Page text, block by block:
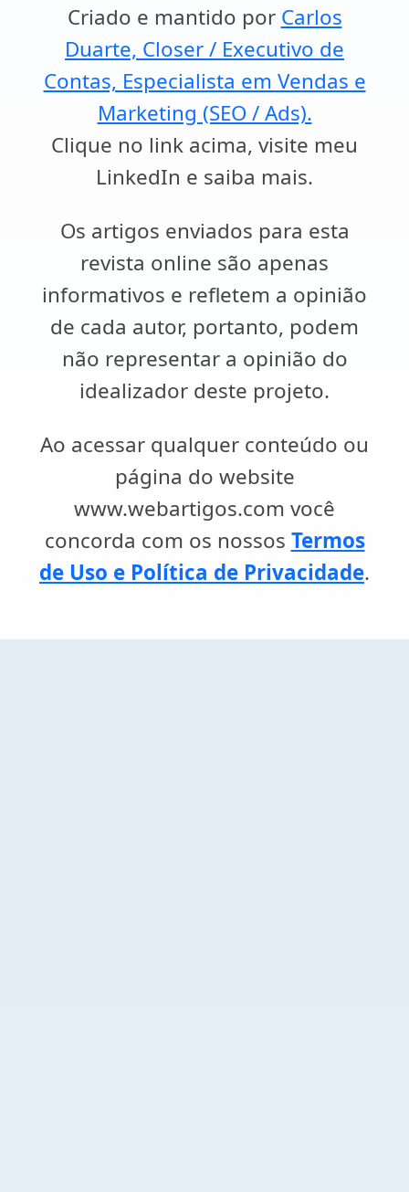
Criado e mantido por Carlos
Duarte, Closer / Executivo de
Contas, Especialista em Vendas e
Marketing (SEO / Ads).
Clique no link acima, visite meu
LinkedIn e saiba mais.
Os artigos enviados para esta
revista online são apenas
informativos e refletem a opinião
de cada autor, portanto, podem
não representar a opinião do
idealizador deste projeto.
Ao acessar qualquer conteúdo ou
página do website
www.webartigos.com você
concorda com os nossos Termos
de Uso e Política de Privacidade.